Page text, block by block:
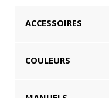
ACCESSOIRES
COULEURS